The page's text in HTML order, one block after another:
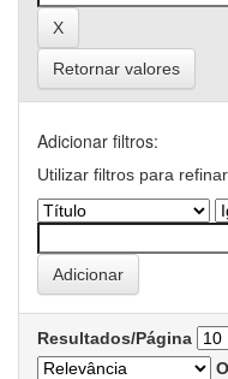
Retornar valores
Adicionar filtros:
Utilizar filtros para
Resultados/Página